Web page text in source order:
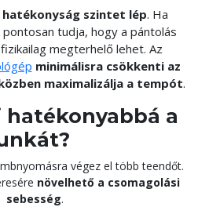
hatékonyság szintet lép. Ha
tudja, hogy a pántolás
megterhelő lehet. Az
minimálisra csökkenti az
maximalizálja a tempót.
hatékonyabbá a
végez el több teendőt.
növelhető a csomagolási
sebesség.